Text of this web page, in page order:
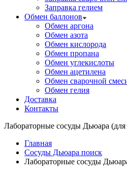
Заправка гелием
Обмен баллонов
Обмен аргона
Обмен азота
Обмен кислорода
Обмен пропана
Обмен углекислоты
Обмен ацетилена
Обмен сварочной
Обмен гелия
Доставка
Контакты
Лабораторные сосуды Дьюара
Главная
Сосуды Дьюара поиск
Лабораторные сосуды